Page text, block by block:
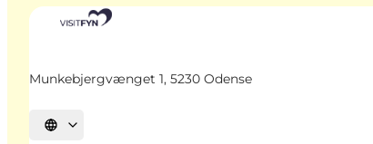
Munkebjergvænget 1, 5230 Odense
Sprache auswählen